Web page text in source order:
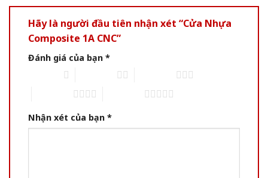
Hãy là người đầu tiên nhận xét “Cửa Nhựa
Composite 1A CNC”
Đánh giá của bạn *
Nhận xét của bạn *